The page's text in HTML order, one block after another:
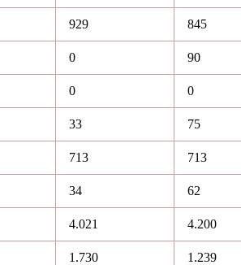
929 845
0 90
0 0
33 75
713 713
34 62
4.021 4.200
1.730 1.239